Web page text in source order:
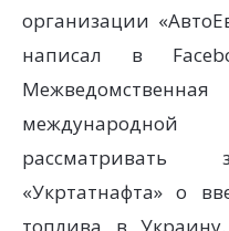
организации
написал в
рассматривать
«Укртатнафта» о
топлива в